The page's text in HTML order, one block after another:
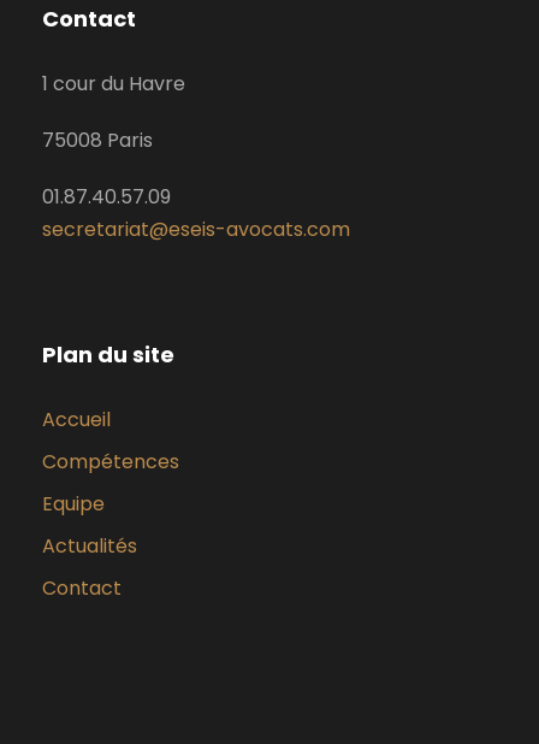
Contact
1 cour du Havre
75008 Paris
01.87.40.57.09
secretariat@eseis-avocats.com
Plan du site
Accueil
Compétences
Equipe
Actualités
Contact